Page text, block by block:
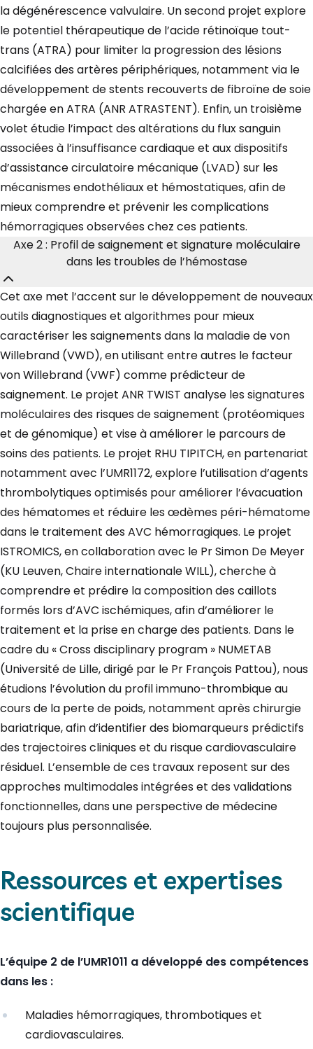
la dégénérescence valvulaire. Un second projet explore
le potentiel thérapeutique de l’acide rétinoïque tout-
trans (ATRA) pour limiter la progression des lésions
calcifiées des artères périphériques, notamment via le
développement de stents recouverts de fibroïne de soie
chargée en ATRA (ANR ATRASTENT). Enfin, un troisième
volet étudie l’impact des altérations du flux sanguin
associées à l’insuffisance cardiaque et aux dispositifs
d’assistance circulatoire mécanique (LVAD) sur les
mécanismes endothéliaux et hémostatiques, afin de
mieux comprendre et prévenir les complications
hémorragiques observées chez ces patients.
Axe 2 : Profil de saignement et signature moléculaire
dans les troubles de l’hémostase
Cet axe met l’accent sur le développement de nouveaux
outils diagnostiques et algorithmes pour mieux
caractériser les saignements dans la maladie de von
Willebrand (VWD), en utilisant entre autres le facteur
von Willebrand (VWF) comme prédicteur de
saignement. Le projet ANR TWIST analyse les signatures
moléculaires des risques de saignement (protéomiques
et de génomique) et vise à améliorer le parcours de
soins des patients. Le projet RHU TIPITCH, en partenariat
notamment avec l’UMR1172, explore l’utilisation d’agents
thrombolytiques optimisés pour améliorer l’évacuation
des hématomes et réduire les œdèmes péri-hématome
dans le traitement des AVC hémorragiques. Le projet
ISTROMICS, en collaboration avec le Pr Simon De Meyer
(KU Leuven, Chaire internationale WILL), cherche à
comprendre et prédire la composition des caillots
formés lors d’AVC ischémiques, afin d’améliorer le
traitement et la prise en charge des patients. Dans le
cadre du « Cross disciplinary program » NUMETAB
(Université de Lille, dirigé par le Pr François Pattou), nous
étudions l’évolution du profil immuno-thrombique au
cours de la perte de poids, notamment après chirurgie
bariatrique, afin d’identifier des biomarqueurs prédictifs
des trajectoires cliniques et du risque cardiovasculaire
résiduel. L’ensemble de ces travaux reposent sur des
approches multimodales intégrées et des validations
fonctionnelles, dans une perspective de médecine
toujours plus personnalisée.
Ressources et expertises
scientifique
L’équipe 2 de l’UMR1011 a développé des compétences
dans les :
Maladies hémorragiques, thrombotiques et
cardiovasculaires.